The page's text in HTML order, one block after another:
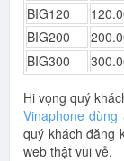
BIG120
BIG200
BIG300
Hi vọng quý
Vinaphone dùng
quý khách đăng
web thật vui vẻ.